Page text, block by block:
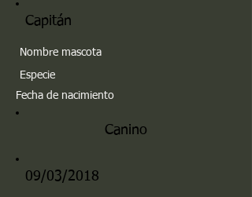
Capitán
Nombre mascota
Especie
Fecha de nacimiento
Canino
09/03/2018